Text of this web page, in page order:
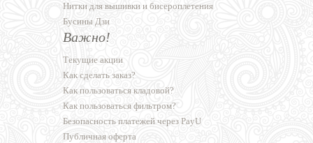
Нитки для вышивки и бисероплетения
Бусины Дзи
Важно!
Текущие акции
Как сделать заказ?
Как пользоваться кладовой?
Как пользоваться фильтром?
Безопасность платежей через PayU
Публичная оферта